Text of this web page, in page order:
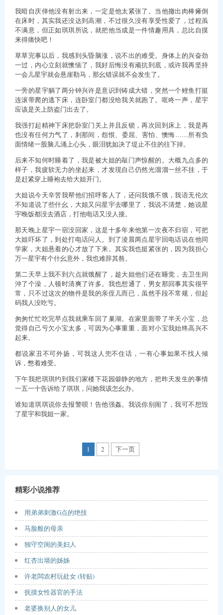
我暗自庆倖他没有射出来，一定是他太紧张了。当他撤出肉棒瘫倒
在床时，其实我还没达到高潮，不过很久没有享受性爱了，过程虽
不满意，但正如琪琪所说，就把他当成是一件情趣用具，总比自摸
来得痛快吧！
草草完事以后，我感到头昏脑涨，说不出的难受。身体上的兴奋劲
一过，内心立刻就懊恼了，我好后悔没有顽抗到底，或许我再坚持
一会儿星宇就会悬崖勒马，那幺错误就不会发生了。
一旁的星宇躺了两分钟兴许是意识到铸成大错，突然一个鲤鱼打挺
连滚带爬的逃下床，连卧室门都没给我关就跑了。哐咚一声，星宇
应该是关上防盗门出去了。
我强打起精神下床把卧室门关上并且反锁，再次回到床上，我是再
也没有任何力气了，刹那间，怨恨、委屈、害怕、懊悔……所有负
面情绪一股脑儿涌上心头，眼泪犹如决了堤止不住的往下掉。
后来不知何时睡着了，我是被大姐的敲门声惊醒的。大概九点多的
样子，我疲软无力的坐起来，才发现自己仍然光溜溜一丝不挂，于
是赶紧穿上睡袍去给大姐开门。
大姐说今天辛苦我帮他们招呼客人了，还问我饿不饿，我语无伦次
不知道说了些什幺，大姐又问星宇去哪里了，我说不清楚，她说星
宇晚饭都没去酒店，打他电话又没人接。
那天晚上星宇一宿没回家，这是十多年来他第一次夜不归宿，可把
大姐吓坏了，到处打电话问人。到了淩晨两点星宇回电话说在他同
学家，大姐悬着的心才放了下来。其实我也挺紧张的，因为我担心
万一星宇有个什幺意外，我也难辞其咎。
第二天早上我不到六点就饿醒了，趁大姐他们还在睡觉，去卫生间
沖了个澡，人顿时清爽了许多。我也想通了，男女那回事其实很平
常，只不过这次的物件是我的亲侄儿而已，虽然手段不常规，但起
码我人没吃亏。
匆匆忙忙吃完早点我就乘车回了巢湖。在家里面带了半天小宝，总
觉得自己亏欠小宝太多，可因为心事重重，面对小宝我始终高兴不
起来。
都说家丑不可外扬，可我这人兜不住话，一有心事如果不找人倾
诉，憋着难受。
下午我把琪琪约到我们家楼下花园僻静的地方，把昨天发生的事情
一五一十告诉给了琪琪，问她我该怎幺办。
谁知道琪琪说你去报警呗！告他强姦。我说你别闹了，我可不想毁
了星宇和我姐一家。
1 2 下一页
精彩小说推荐
用弟弟刺激G点的绝技
马脸般的母亲
独守空闺的美妇人
红杏出墙的姊姊
许老闆农村玩处女 (转贴)
抚摸女性器官的手法
老婆换别人的女儿